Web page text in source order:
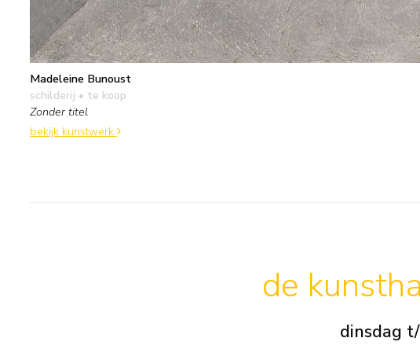
Madeleine Bunoust
schilderij • te koop
Zonder titel
bekijk kunstwerk
de
dinsdag